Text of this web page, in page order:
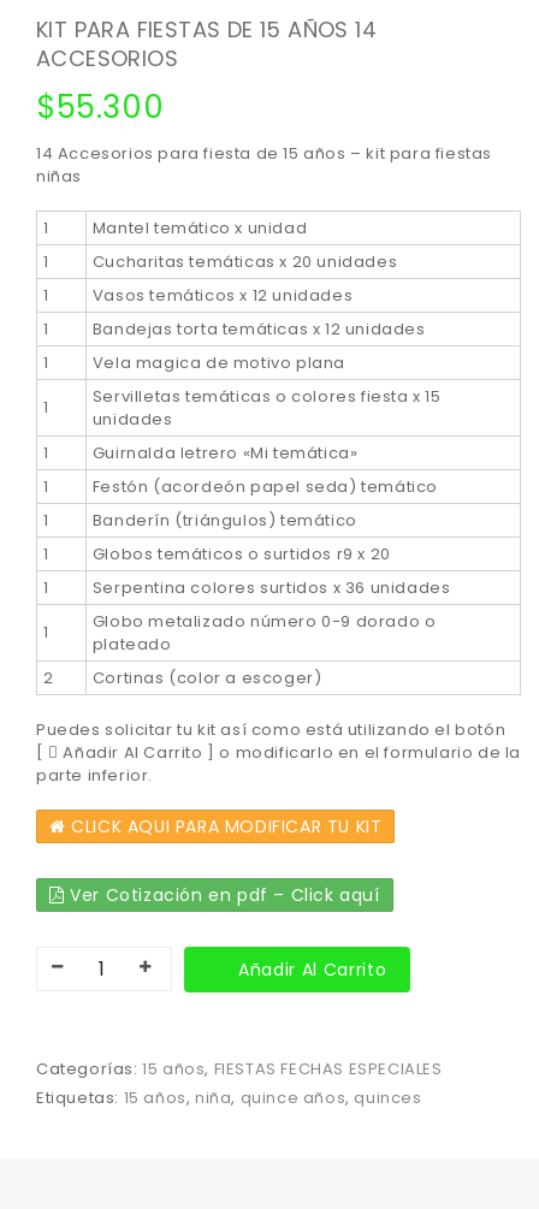
KIT PARA FIESTAS DE 15 AÑOS 14
ACCESORIOS
$55.300
14 Accesorios para fiesta de 15 años – kit para fiestas
niñas
1
Mantel temático x unidad
1
Cucharitas temáticas x 20 unidades
1
Vasos temáticos x 12 unidades
1
Bandejas torta temáticas x 12 unidades
1
Vela magica de motivo plana
1
Servilletas temáticas o colores fiesta x 15
unidades
1
Guirnalda letrero «Mi temática»
1
Festón (acordeón papel seda) temático
1
Banderín (triángulos) temático
1
Globos temáticos o surtidos r9 x 20
1
Serpentina colores surtidos x 36 unidades
1
Globo metalizado número 0-9 dorado o
plateado
2
Cortinas (color a escoger)
Puedes solicitar tu kit así como está utilizando el botón
[
Añadir Al Carrito ] o modificarlo en el formulario de la
parte inferior.
CLICK AQUI PARA MODIFICAR TU KIT
Ver Cotización en pdf – Click aquí
Añadir Al Carrito
Categorías:15 años, FIESTAS FECHAS ESPECIALES
Etiquetas: 15 años, niña, quince años, quinces